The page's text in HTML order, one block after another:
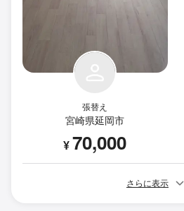
張替え
宮崎県延岡市
¥70,000
さらに表示